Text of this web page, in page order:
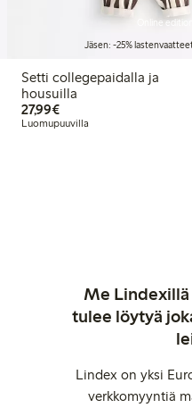
Online edition
Jäsen: -25%
Setti collegepaidalla ja
housuilla
27,99€27,99 €
Luomupuuvilla
Me
tulee löytyä
Lindex on yksi
verkkomyyntiä